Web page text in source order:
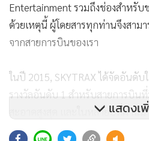
Entertainment รวมถึงช่องสำหรั
ด้วยเหตุนี้ ผู้โดยสารทุกท่านจึงสาม
จากสายการบินของเรา
ในปี 2015, SKYTRAX ได้จัดอันดับ
รางวัลอันดับ 1 สำหรับสายการบิน
สะอาดสูงสุด และในหลายปีที่ผ่านม
จัดอันดับจาก Aero International
แสดงเ